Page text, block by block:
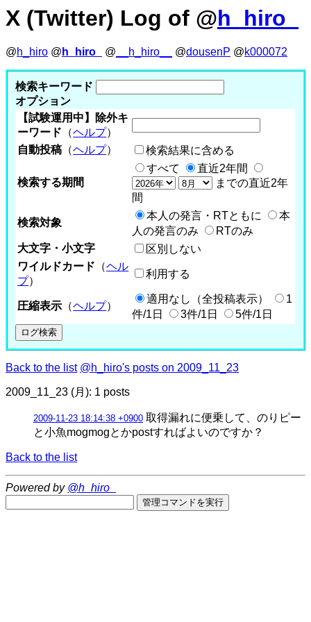
X (Twitter) Log of @h_hiro_
@h_hiro @ h_hiro_ @ __h_hiro__ @dousenP @k000072
検索キーワード
オプション
【試験運用中】除外キ
ーワード （ヘルプ）
自動投稿 （ヘルプ） 検索結果に含める
検索する期間
すべて
直近2年間
までの直近2年
間
検索対象
本人の発言・RTともに
本
人の発言のみ
RTのみ
大文字・小文字
区別しない
ワイルドカード （ヘル
プ）
利用する
圧縮表示 （ヘルプ）
適用なし（全投稿表示）
1
件/1日
3件/1日 5件/1日
Back to the list @h_hiro's posts on 2009_11_23
2009_11_23 (月): 1 posts
2009-11-23 18:14:38 +0900 取得漏れに便乗して、のりピー
と小魚mogmogとかpostすればよいのですか？
Back to the list
Powered by @h_hiro_